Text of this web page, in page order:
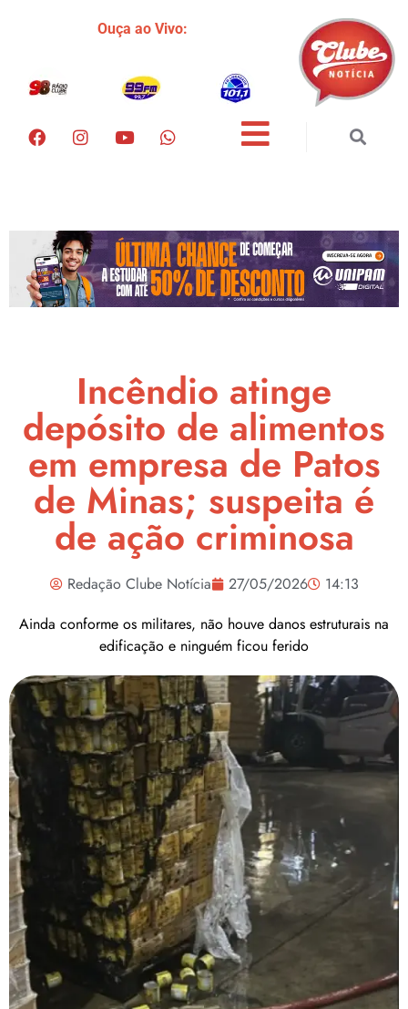
Ouça ao Vivo:
Incêndio atinge
depósito de alimentos
em empresa de Patos
de Minas; suspeita é
de ação criminosa
Redação Clube Notícia 27/05/2026
14:13
Ainda conforme os militares, não houve danos estruturais na
edificação e ninguém ficou ferido